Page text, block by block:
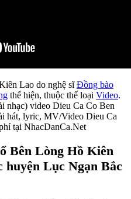
Lao do nghệ sĩĐồng bào
thể hiện, thuộc thể loại Video.
nhạc) video Dieu Ca Co Ben
hát, lyric, MV/Video Dieu Ca
tại NhacDanCa.Net
Bên Lòng Hồ Kiên
huyện Lục Ngạn Bắc